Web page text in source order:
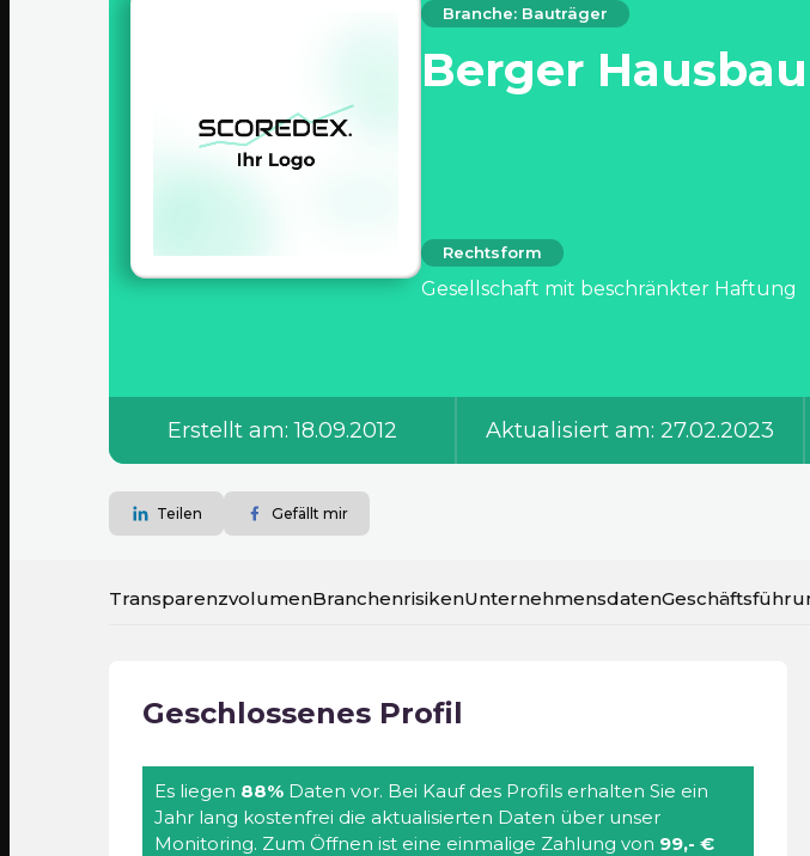
Branche: Bauträger
Berger
Rechtsform
Gesellschaft mit beschränkter Haftung
Erstellt am: 18.09.2012 Aktualisiert am: 27.02.2023
Teilen Gefällt mir
TransparenzvolumenBranchenrisikenUnternehmensdaten
Geschlossenes Profil
Es liegen 88% Daten vor. Bei Kauf des Profils erhalten Sie ein
Jahr lang kostenfrei die aktualisierten Daten über unser
Monitoring. Zum Öffnen ist eine einmalige Zahlung von 99,- €